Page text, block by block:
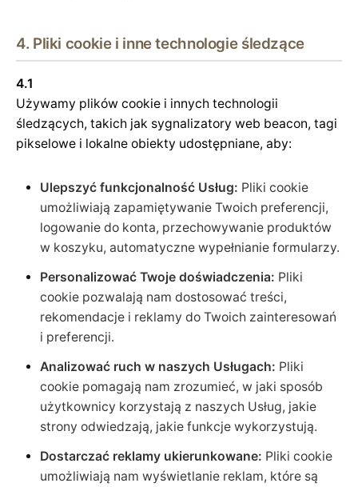
4. Pliki cookie i inne technologie śledzące
4.1
Używamy plików cookie i innych technologii
śledzących, takich jak sygnalizatory web beacon, tagi
pikselowe i lokalne obiekty udostępniane, aby:
Ulepszyć funkcjonalność Usług: Pliki cookie
umożliwiają zapamiętywanie Twoich preferencji,
logowanie do konta, przechowywanie produktów
w koszyku, automatyczne wypełnianie formularzy.
Personalizować Twoje doświadczenia: Pliki
cookie pozwalają nam dostosować treści,
rekomendacje i reklamy do Twoich zainteresowań
i preferencji.
Analizować ruch w naszych Usługach: Pliki
cookie pomagają nam zrozumieć, w jaki sposób
użytkownicy korzystają z naszych Usług, jakie
strony odwiedzają, jakie funkcje wykorzystują.
Dostarczać reklamy ukierunkowane: Pliki cookie
umożliwiają nam wyświetlanie reklam, które są